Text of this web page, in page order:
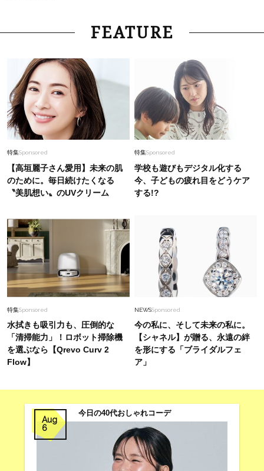
FEATURE
特集Sponsored
【高垣麗子さん愛用】未来の肌
のために。毎日続けたくなる
〝美肌想い〟のUVクリーム
特集Sponsored
学校も遊びもデジタル化する
今、子どもの疲れ目をどうケア
する!?
特集Sponsored
水拭きも吸引力も、圧倒的な
「清掃能力」！ロボット掃除機
を選ぶなら【Qrevo Curv 2
Flow】
NEWSSponsored
今の私に、そして未来の私に。
【シャネル】が贈る、永遠の絆
を形にする「ブライダルフェ
ア」
Aug
6
今日の40代おしゃれコーデ